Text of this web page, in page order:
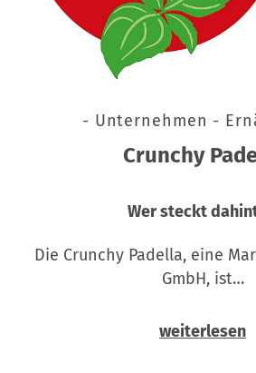
- Unternehmen -
Crunchy
Wer steckt
Die Crunchy Padella, eine
GmbH, ist…
weiterlesen